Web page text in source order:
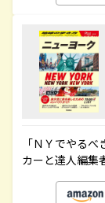
「ＮＹでやる
カーと達人編集